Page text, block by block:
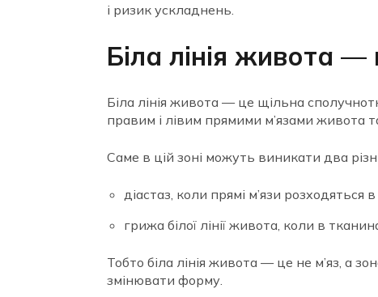
і ризик ускладнень.
Біла лінія живота
Біла лінія живота — це щільна
правим і лівим прямими м’язами живота
Саме в цій зоні можуть виникати два
діастаз, коли прямі м’язи розходяться
грижа білої лінії живота, коли в
Тобто біла лінія живота — це не м’яз, а
змінювати форму.